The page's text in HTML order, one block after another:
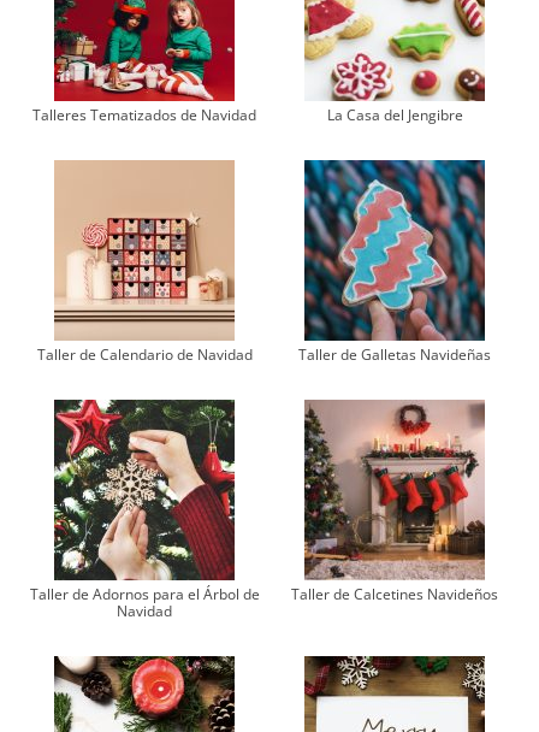
Talleres Tematizados de Navidad La Casa del Jengibre
Taller de Calendario de Navidad Taller de Galletas Navideñas
Taller de Adornos para el Árbol de
Navidad
Taller de Calcetines Navideños